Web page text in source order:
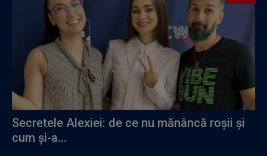
Secretele Alexiei: de ce nu mănâncă roșii și
cum și-a...